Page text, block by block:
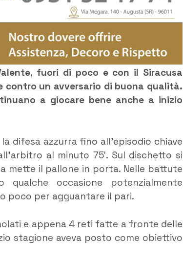
fuori di poco e con il Siracusa
un avversario di buona qualità.
a giocare bene anche a inizio
difesa azzurra fino all’episodio chiave
al minuto 75′. Sul dischetto si
mette il pallone in porta. Nelle battute
qualche occasione potenzialmente
poco per agguantare il pari.
e appena 4 reti fatte a fronte delle
stagione aveva posto come obiettivo